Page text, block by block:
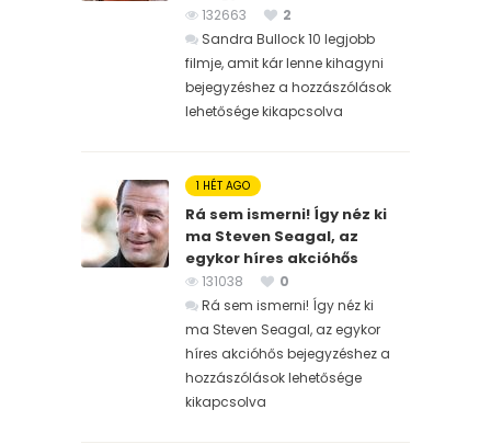
132663
2
Sandra Bullock 10 legjobb
filmje, amit kár lenne kihagyni
bejegyzéshez a hozzászólások
lehetősége kikapcsolva
1 HÉT AGO
Rá sem ismerni! Így néz ki
ma Steven Seagal, az
egykor híres akcióhős
131038
0
Rá sem ismerni! Így néz ki
ma Steven Seagal, az egykor
híres akcióhős bejegyzéshez a
hozzászólások lehetősége
kikapcsolva